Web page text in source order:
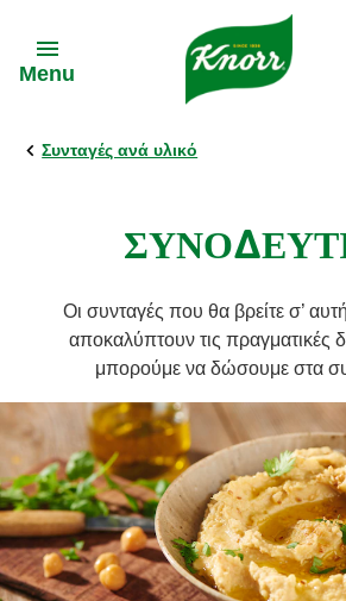
Menu
Πίσω
Μυστικά Μαγειρικής
Εύκολες συνταγές
Συνταγές από τον Γιώργο
Συνταγές από την Μαργαρίτα
Πίσω
Συνταγές ανά υλικό
Οι συνταγές που θα βρείτε σ’
αποκαλύπτουν τις πραγματικές
μπορούμε να δώσουμε στα